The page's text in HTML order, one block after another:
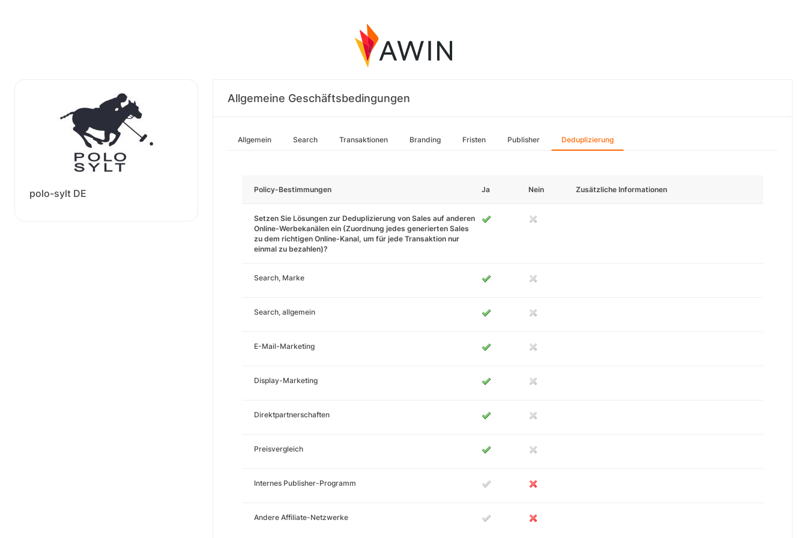
polo-sylt DE
Allgemeine Geschäftsbedingungen
Allgemein Search Transaktionen Branding Fristen Publisher Deduplizierung
Policy-Bestimmungen Ja Nein Zusätzliche Informationen
Setzen Sie Lösungen zur Deduplizierung von Sales auf anderen
Online-Werbekanälen ein (Zuordnung jedes generierten Sales
zu dem richtigen Online-Kanal, um für jede Transaktion nur
einmal zu bezahlen)?
Search, Marke
Search, allgemein
E-Mail-Marketing
Display-Marketing
Direktpartnerschaften
Preisvergleich
Internes Publisher-Programm
Andere Affiliate-Netzwerke